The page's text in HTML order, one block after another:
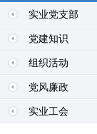
实业党支部
党建知识
组织活动
党风廉政
实业工会